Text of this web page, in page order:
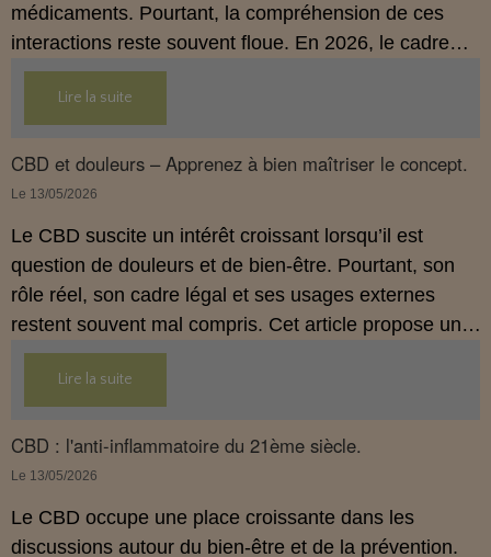
médicaments. Pourtant, la compréhension de ces
interactions reste souvent floue. En 2026, le cadre
légal français impose des règles strictes : seuls les
usages externes du CBD sont autorisés. Cet article
propose une mise au point claire et accessible pour
comprendre comment le CBD s’inscrit dans une
démarche de prévention, sans ingestion et sans
Lire la suite
CBD et douleurs – Apprenez à bien maîtriser le concept.
Le 13/05/2026
Le CBD suscite un intérêt croissant lorsqu’il est
question de douleurs et de bien‑être. Pourtant, son
rôle réel, son cadre légal et ses usages externes
restent souvent mal compris. Cet article propose une
mise au point claire, moderne et conforme à la
réglementation française de 2026, afin de mieux
comprendre comment le CBD s’intègre dans une
approche globale de prévention.
Lire la suite
CBD : l'anti-inflammatoire du 21ème siècle.
Le 13/05/2026
Le CBD occupe une place croissante dans les
discussions autour du bien‑être et de la prévention.